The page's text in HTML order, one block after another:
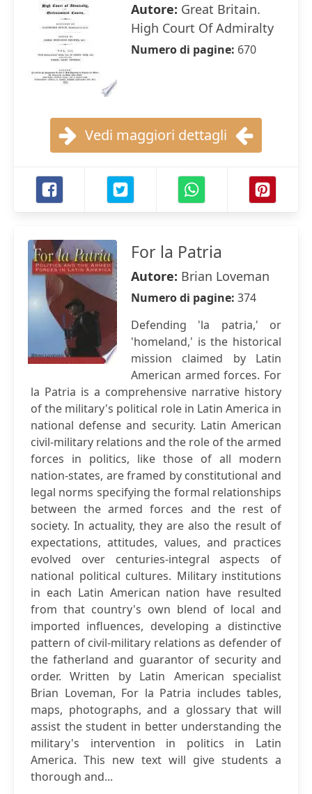
Autore: Great Britain.
High Court Of Admiralty
Numero di pagine: 670
Vedi maggiori dettagli
For la Patria
Autore: Brian Loveman
Numero di pagine: 374
Defending 'la patria,' or
'homeland,' is the historical
mission claimed by Latin
American armed forces. For
la Patria is a comprehensive narrative history
of the military's political role in Latin America in
national defense and security. Latin American
civil-military relations and the role of the armed
forces in politics, like those of all modern
nation-states, are framed by constitutional and
legal norms specifying the formal relationships
between the armed forces and the rest of
society. In actuality, they are also the result of
expectations, attitudes, values, and practices
evolved over centuries-integral aspects of
national political cultures. Military institutions
in each Latin American nation have resulted
from that country's own blend of local and
imported influences, developing a distinctive
pattern of civil-military relations as defender of
the fatherland and guarantor of security and
order. Written by Latin American specialist
Brian Loveman, For la Patria includes tables,
maps, photographs, and a glossary that will
assist the student in better understanding the
military's intervention in politics in Latin
America. This new text will give students a
thorough and...